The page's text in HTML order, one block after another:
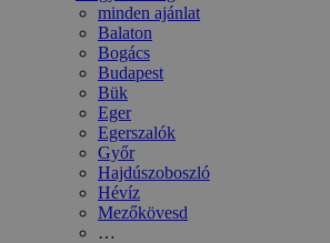
minden ajánlat
Balaton
Bogács
Budapest
Bük
Eger
Egerszalók
Győr
Hajdúszoboszló
Hévíz
Mezőkövesd
…